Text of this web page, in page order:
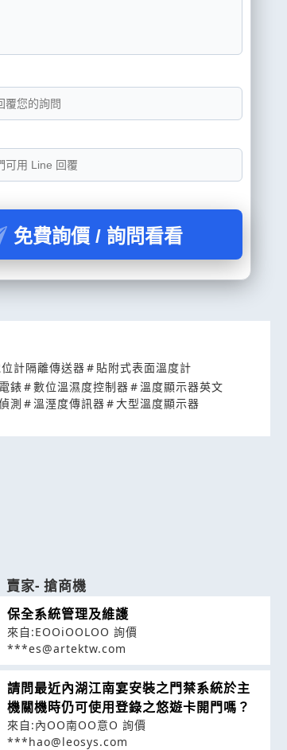
免費詢價 / 詢問看看
計隔離傳送器# 貼附式表面溫度計
錶#數位溫濕度控制器#溫度顯示器英文
測 #溫溼度傳訊器#大型溫度顯示器
賣家- 搶商機
保全系統管理及維護
來自:EOOiOOLOO 詢價
***es@artektw.com
請問最近內湖江南宴安裝之門禁系統於主
機關機時仍可使用登錄之悠遊卡開門嗎？
來自:內OO南OO意O 詢價
***hao@leosys.com